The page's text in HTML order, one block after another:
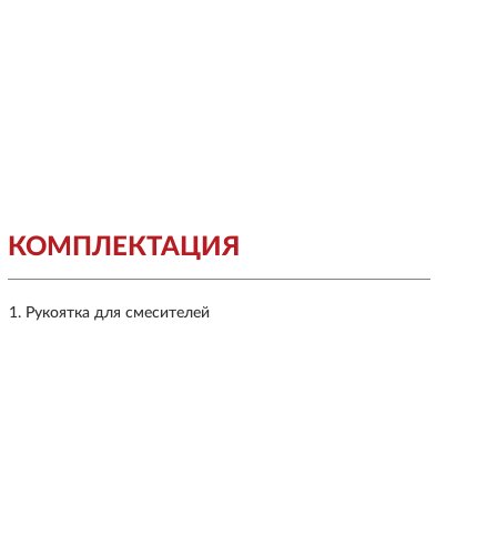
КОМПЛЕКТАЦИЯ
Рукоятка для смесителей